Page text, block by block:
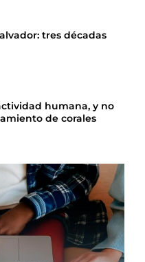
tres décadas
humana, y no
de corales